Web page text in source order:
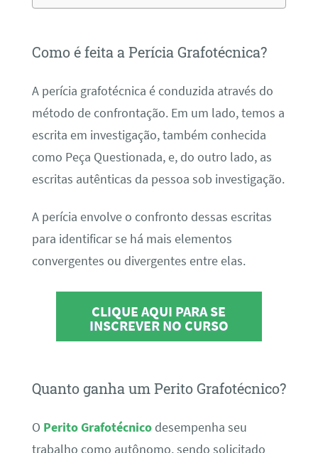
Como é feita a Perícia Grafotécnica?
A perícia grafotécnica é conduzida através do
método de confrontação. Em um lado, temos a
escrita em investigação, também conhecida
como Peça Questionada, e, do outro lado, as
escritas autênticas da pessoa sob investigação.
A perícia envolve o confronto dessas escritas
para identificar se há mais elementos
convergentes ou divergentes entre elas.
CLIQUE AQUI PARA SE
INSCREVER NO CURSO
Quanto ganha um Perito Grafotécnico?
O Perito Grafotécnicodesempenha seu
trabalho como autônomo, sendo solicitado